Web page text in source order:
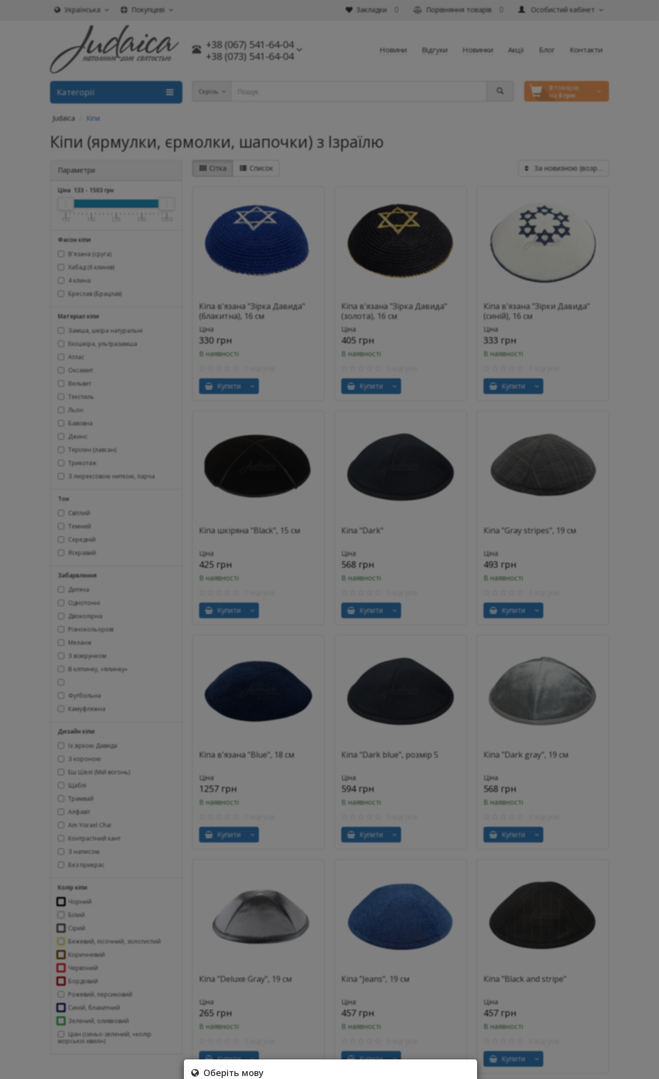
Українська Особистий кабінет
Покупцеві Закладки 0 Порівняння товарів 0
+38 (067) 541-64-04
+38 (073) 541-64-04
Новини Відгуки Новинки Акції Блог Контакти
Скрізь 0товарів,
на 0 грн
Категорії
Оберіть мову
Judaica Кіпи
Кіпи (ярмулки, єрмолки, шапочки) з Ізраїлю
Параметри
Ціна 133 - 1503грн
Фасон кіпи
В'язана (сруга)
Хабад (6 клинів)
4 клина
Бреслав (Брацлав)
Матеріал кіпи
Замша, шкіра натуральні
Екошкіра, ультразамша
Атлас
Оксамит
Вельвет
Текстиль
Льон
Бавовна
Джинс
Терілен (лавсан)
Трикотаж
З люрексовою ниткою, парча
Тон
Світлий
Темний
Середній
Яскравий
Забарвлення
Дитяча
Однотонні
Двоколірна
Різнокольорові
Меланж
З візерунком
В клітинку, «ялинку»
Футбольна
Камуфляжна
Дизайн кіпи
Із зіркою Давида
З короною
Еш Шелі (Мій вогонь)
Щаблі
Трамвай
Алфавіт
Am Yisrael Chai
Контрастний кант
З написом
Без прикрас
Колір кіпи
Чорний
Білий
Сірий
Бежевий, пісочний, золотистий
Коричневий
Червоний
Бордовий
Рожевий, персиковий
Синій, блакитний
Зелений, оливковий
Ціан (синьо-зелений, «колір
морської хвилі»)
Сітка Список За новизною (возрастанию)
Кіпа в'язана "Зірка Давида"
(блакитна), 16 см
Ціна
330 грн
В наявності
Купити
Кіпа в'язана "Зірка Давида"
(золота), 16 см
Ціна
405 грн
В наявності
Купити
Кіпа в'язана "Зірки Давида"
(синій), 16 см
Ціна
333 грн
В наявності
Купити
Кіпа шкіряна "Black", 15 см
Ціна
425 грн
В наявності
Купити
Кіпа "Dark"
Ціна
568 грн
В наявності
Купити
Кіпа "Gray stripes", 19 см
Ціна
493 грн
В наявності
Купити
Кіпа в'язана "Blue", 18 см
Ціна
1257 грн
В наявності
Купити
Кіпа "Dark blue", розмір 5
Ціна
594 грн
В наявності
Купити
Кіпа "Dark gray", 19 см
Ціна
568 грн
В наявності
Купити
Кіпа "Deluxe Gray", 19 см
Ціна
265 грн
В наявності
Купити
Кіпа "Jeans", 19 см
Ціна
457 грн
В наявності
Купити
Кіпа "Black and stripe"
Ціна
457 грн
В наявності
Купити